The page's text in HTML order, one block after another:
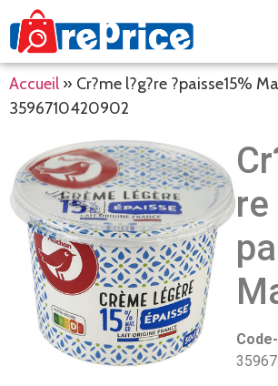
Accueil » Cr?me l?g?re ?paisse15%
3596710420902
re